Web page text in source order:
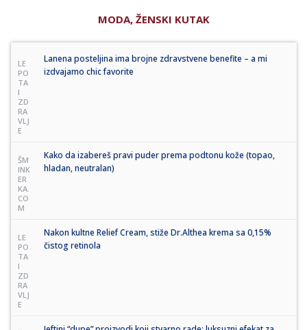
MODA, ŽENSKI KUTAK
LE
PO
TA
I
ZD
RA
VLJ
E
Lanena posteljina ima brojne zdravstvene benefite – a mi
izdvajamo chic favorite
ŠM
INK
ER
KA.
CO
M
Kako da izabereš pravi puder prema podtonu kože (topao,
hladan, neutralan)
LE
PO
TA
I
ZD
RA
VLJ
E
Nakon kultne Relief Cream, stiže Dr.Althea krema sa 0,15%
čistog retinola